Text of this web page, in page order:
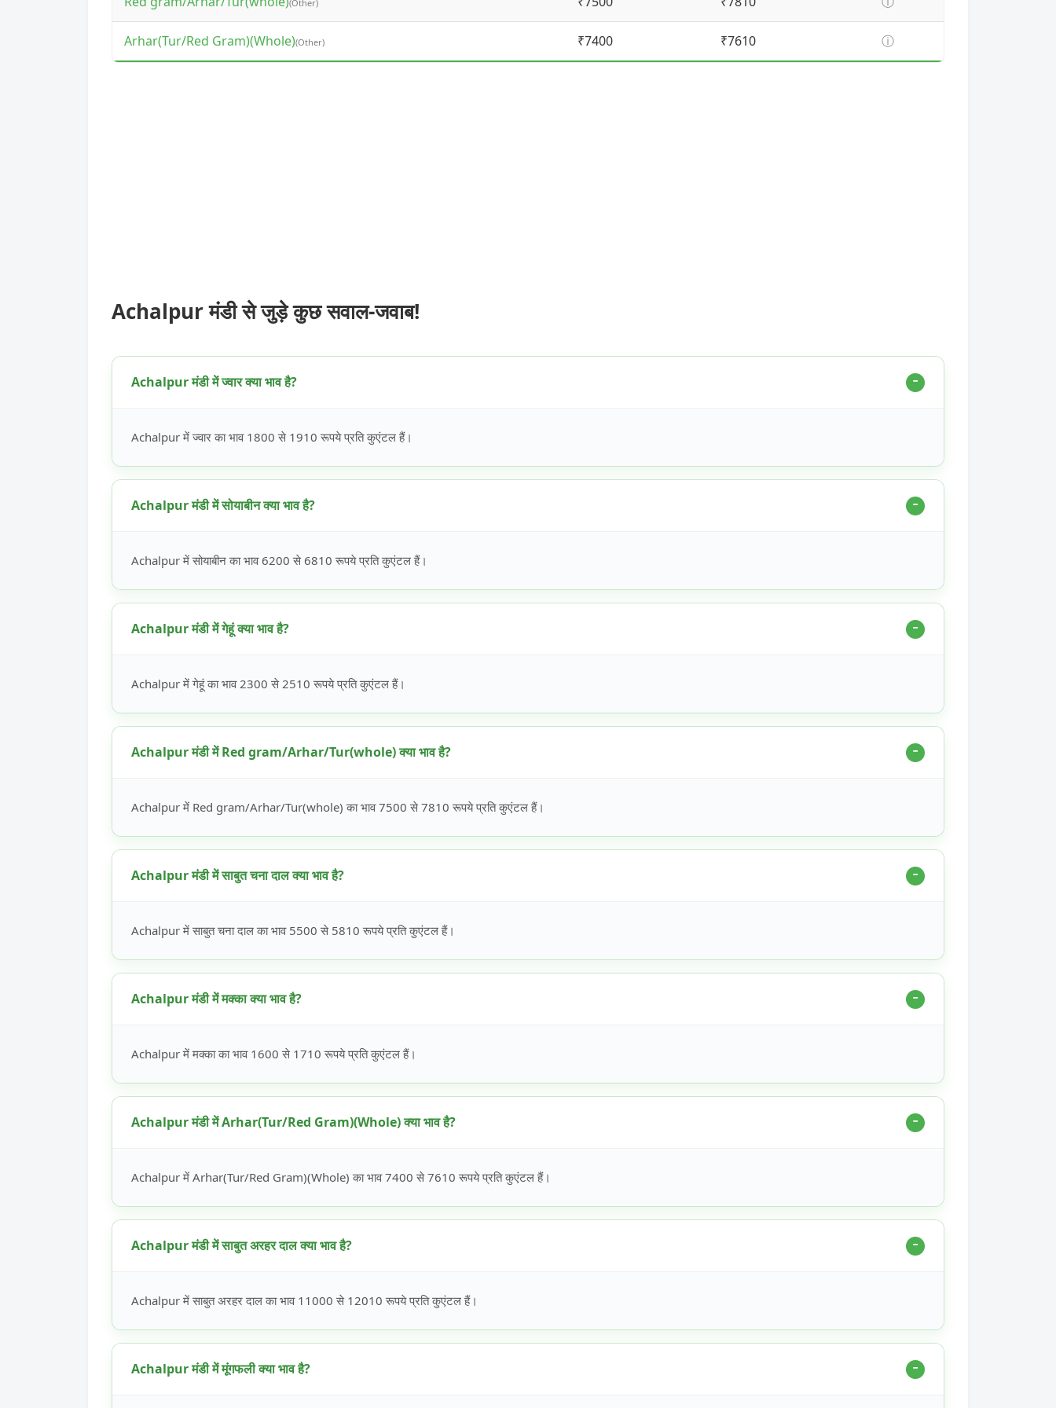
(Other)
Arhar(Tur/Red Gram)(Whole)(Other) ₹7400 ₹7610 ⓘ
Achalpur मंडी से जुड़े कुछ सवाल-जवाब!
Achalpur मंडी में ज्वार क्या भाव है?
Achalpur में ज्वार का भाव 1800 से 1910 रूपये प्रति कुएंटल हैं।
Achalpur मंडी में सोयाबीन क्या भाव है?
Achalpur में सोयाबीन का भाव 6200 से 6810 रूपये प्रति कुएंटल हैं।
Achalpur मंडी में गेहूं क्या भाव है?
Achalpur में गेहूं का भाव 2300 से 2510 रूपये प्रति कुएंटल हैं।
Achalpur मंडी में Red gram/Arhar/Tur(whole) क्या भाव है?
Achalpur में Red gram/Arhar/Tur(whole) का भाव 7500 से 7810 रूपये प्रति कुएंटल हैं।
Achalpur मंडी में साबुत चना दाल क्या भाव है?
Achalpur में साबुत चना दाल का भाव 5500 से 5810 रूपये प्रति कुएंटल हैं।
Achalpur मंडी में मक्का क्या भाव है?
Achalpur में मक्का का भाव 1600 से 1710 रूपये प्रति कुएंटल हैं।
Achalpur मंडी में Arhar(Tur/Red Gram)(Whole) क्या भाव है?
Achalpur में Arhar(Tur/Red Gram)(Whole) का भाव 7400 से 7610 रूपये प्रति कुएंटल हैं।
Achalpur मंडी में साबुत अरहर दाल क्या भाव है?
Achalpur में साबुत अरहर दाल का भाव 11000 से 12010 रूपये प्रति कुएंटल हैं।
Achalpur मंडी में मूंगफली क्या भाव है?